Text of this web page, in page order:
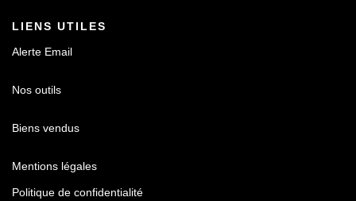
LIENS UTILES
Alerte Email
Nos outils
Biens vendus
Mentions légales
Politique de confidentialité